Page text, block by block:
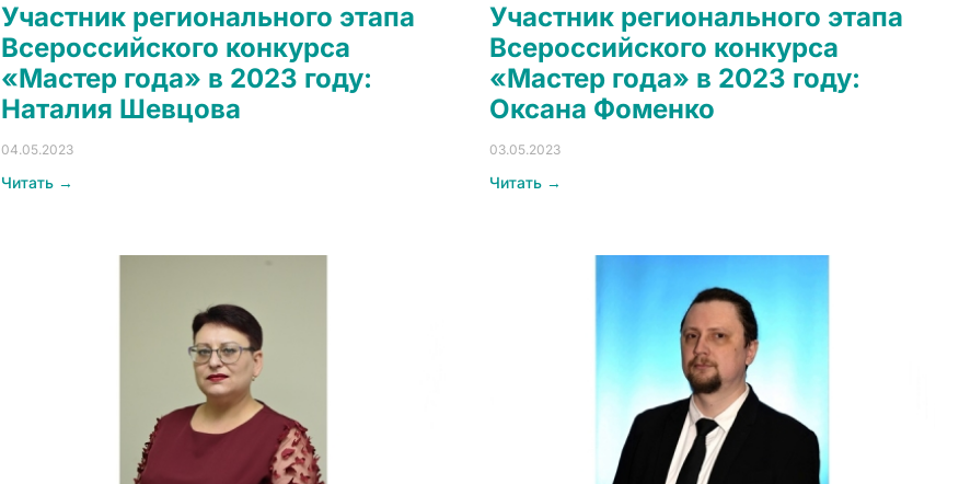
Участник регионального этапа
Всероссийского конкурса
«Мастер года» в 2023 году:
Наталия Шевцова
04.05.2023
Читать →
Участник регионального этапа
Всероссийского конкурса
«Мастер года» в 2023 году:
Оксана Фоменко
03.05.2023
Читать →